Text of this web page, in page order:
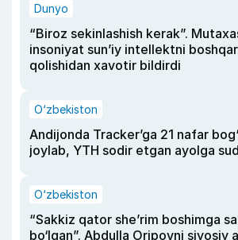
Dunyo
“Biroz sekinlashish kerak”.
insoniyat sun’iy intellektni
qolishidan xavotir bildirdi
O‘zbekiston
Andijonda Tracker’ga 21 nafar
joylab, YTH sodir etgan ayolga
O‘zbekiston
“Sakkiz qator she’rim boshimga
bo‘lgan”. Abdulla Oripovni siyosiy